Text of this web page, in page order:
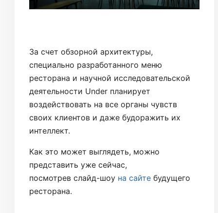
За счет обзорной архитектуры,
специально разработанного меню
ресторана и научной исследовательской
деятельности Under планирует
воздействовать на все органы чувств
своих клиентов и даже будоражить их
интеллект.
Как это может выглядеть, можно
представить уже сейчас,
посмотрев слайд-шоу на сайте будущего
ресторана.